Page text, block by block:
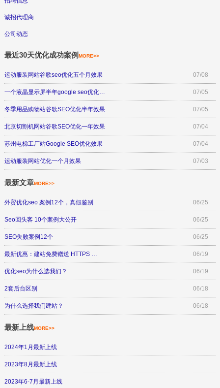
诚招代理商
公司动态
最近30天优化成功案例 MORE>>
运动服装网站谷歌seo优化五个月效果 07/08
一个液晶显示屏半年google seo优化… 07/05
冬季用品购物站谷歌SEO优化半年效果 07/05
北京切割机网站谷歌SEO优化一年效果 07/04
苏州电梯工厂站Google SEO优化效果 07/04
运动服装网站优化一个月效果 07/03
最新文章MORE>>
外贸优化seo 案例12个，真假鉴别 06/25
Seo回头客 10个案例大公开 06/25
SEO失败案例12个 06/25
最新优惠：建站免费赠送 HTTPS … 06/19
优化seo为什么选我们？ 06/19
2套后台区别 06/18
为什么选择我们建站？ 06/18
最新上线MORE>>
2024年1月最新上线
2023年8月最新上线
2023年6-7月最新上线